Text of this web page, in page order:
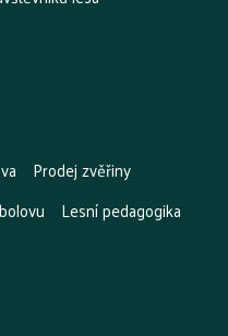
Prodej zvěřiny
Lesní pedagogika